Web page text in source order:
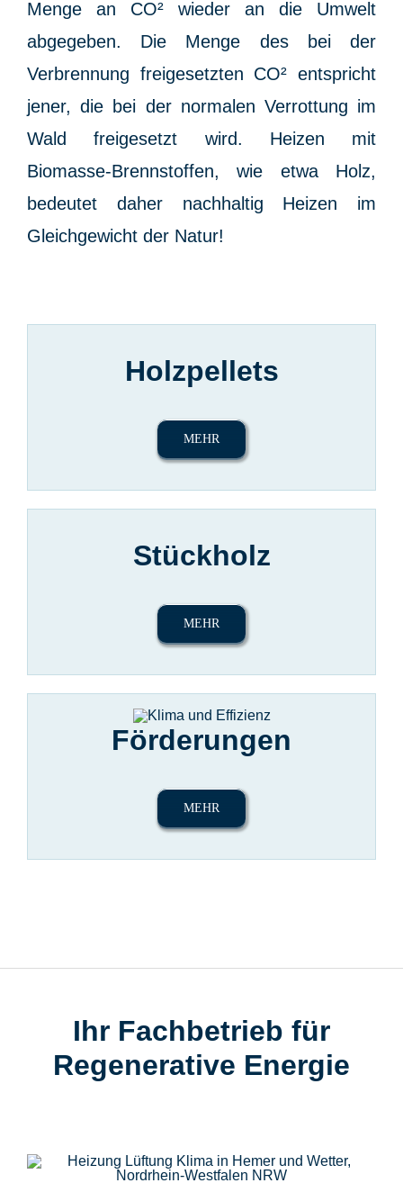
Menge an CO² wieder an die Umwelt
abgegeben. Die Menge des bei der
Verbrennung freigesetzten CO² entspricht
jener, die bei der normalen Verrottung im
Wald freigesetzt wird. Heizen mit
Biomasse-Brennstoffen, wie etwa Holz,
bedeutet daher nachhaltig Heizen im
Gleichgewicht der Natur!
Holzpellets
MEHR
Stückholz
MEHR
Förderungen
MEHR
Ihr Fachbetrieb für
Regenerative Energie